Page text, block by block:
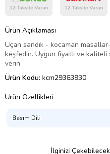
Ürün Açıklaması
Uçan sandık - kocaman
keşfedin. Uygun fiyatlı ve
verin.
Ürün Kodu: kcm29363930
Ürün Özellikleri
Basım Dili
İlginizi